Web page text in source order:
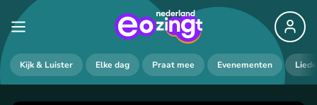
Kijk & Luister Elke dag Praat mee Evenementen